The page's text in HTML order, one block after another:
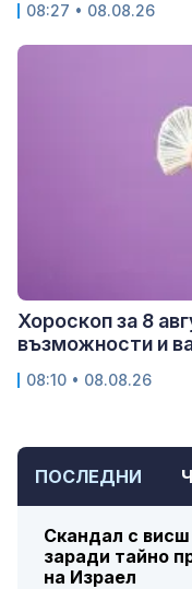
ПОСЛЕДНИ
Скандал с
заради тайно
на Израел
08:27 • 08.08.26
Хороскоп за 8
възможности и
08:10 • 08.08.26